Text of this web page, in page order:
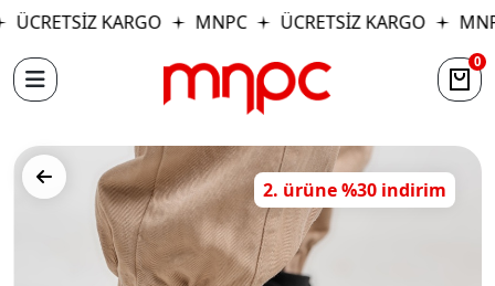
ÜCRETSİZ KARGO MNPC ÜCRETSİZ KARGO
0
2. ürüne %30 indirim